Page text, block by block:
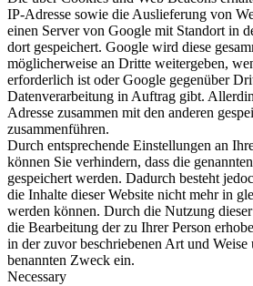
IP-Adresse sowie die Auslieferung von
einen Server von Google mit Standort in
dort gespeichert. Google wird diese
möglicherweise an Dritte weitergeben,
erforderlich ist oder Google gegenüber
Datenverarbeitung in Auftrag gibt.
Adresse zusammen mit den anderen
zusammenführen.
Durch entsprechende Einstellungen an
können Sie verhindern, dass die
gespeichert werden. Dadurch besteht
die Inhalte dieser Website nicht mehr in
werden können. Durch die Nutzung
die Bearbeitung der zu Ihrer Person
in der zuvor beschriebenen Art und
benannten Zweck ein.
Necessary